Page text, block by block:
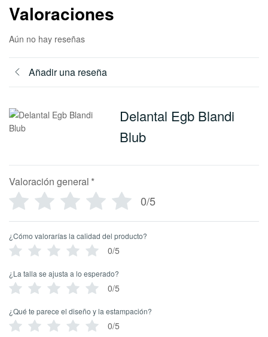
Valoraciones
Aún no hay reseñas
Añadir una reseña
Delantal Egb Blandi
Blub
Valoración general *
0/5
¿Cómo valorarías la calidad del producto?
0/5
¿La talla se ajusta a lo esperado?
0/5
¿Qué te parece el diseño y la estampación?
0/5